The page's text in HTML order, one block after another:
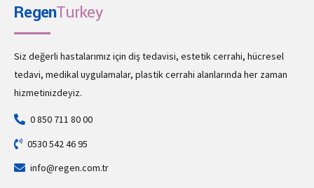
RegenTurkey
Siz değerli hastalarımız için diş tedavisi, estetik cerrahi, hücresel
tedavi, medikal uygulamalar, plastik cerrahi alanlarında her zaman
hizmetinizdeyiz.
0 850 711 80 00
0530 542 46 95
info@regen.com.tr